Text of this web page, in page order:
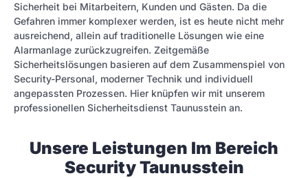
Sicherheit bei Mitarbeitern, Kunden und Gästen. Da die
Gefahren immer komplexer werden, ist es heute nicht mehr
ausreichend, allein auf traditionelle Lösungen wie eine
Alarmanlage zurückzugreifen. Zeitgemäße
Sicherheitslösungen basieren auf dem Zusammenspiel von
Security-Personal, moderner Technik und individuell
angepassten Prozessen. Hier knüpfen wir mit unserem
professionellen Sicherheitsdienst Taunusstein an.
Unsere Leistungen Im Bereich
Security Taunusstein